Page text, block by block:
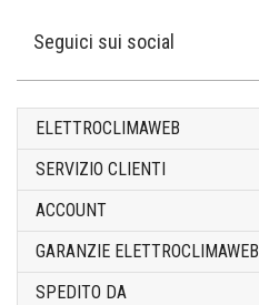
Seguici sui social
ELETTROCLIMAWEB
SERVIZIO CLIENTI
ACCOUNT
GARANZIE ELETTROCLIMAWEB
SPEDITO DA